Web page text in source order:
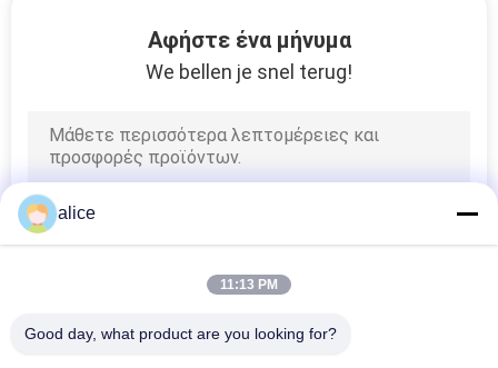
βιοδιασπάσιμος
συρρικνωθείτε την
Αφήστε ένα μήνυμα
We bellen je snel terug!
alice
11:13 PM
Good day, what product are you looking for?